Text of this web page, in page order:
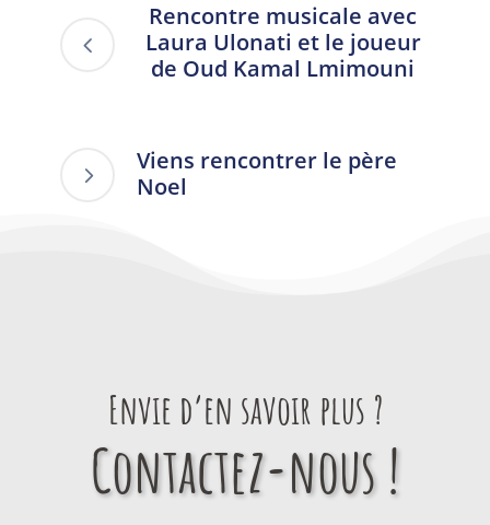
Rencontre musicale avec
Laura Ulonati et le joueur
de Oud Kamal Lmimouni
Viens rencontrer le père
Noel
Envie d’en savoir plus ?
Contactez-nous !